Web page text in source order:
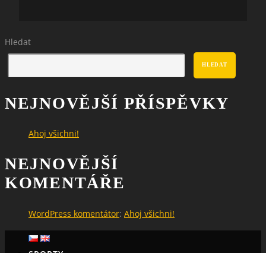
Hledat
HLEDAT
NEJNOVĚJŠÍ PŘÍSPĚVKY
Ahoj všichni!
NEJNOVĚJŠÍ
KOMENTÁŘE
WordPress komentátor: Ahoj všichni!